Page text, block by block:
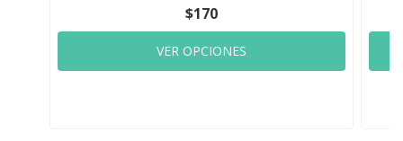
$170
VER OPCIONES